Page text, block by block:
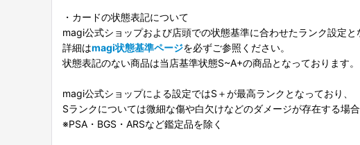
・カードの状態表記について
magi公式ショップおよび店頭での状態基準に合わせたランク設定と
詳細はmagi状態基準ページを必ずご参照ください。
状態表記のない商品は当店基準状態S~A+の商品となっております。
magi公式ショップによる設定ではS＋が最高ランクとなっており、
Sランクについては微細な傷や白欠けなどのダメージが存在する場合
※PSA・BGS・ARSなど鑑定品を除く